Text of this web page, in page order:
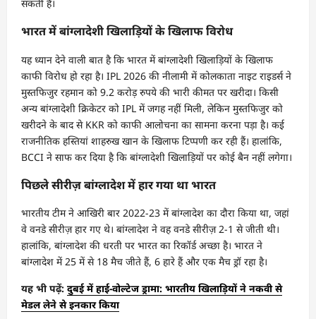
सकती है।
भारत में बांग्लादेशी खिलाड़ियों के खिलाफ विरोध
यह ध्यान देने वाली बात है कि भारत में बांग्लादेशी खिलाड़ियों के खिलाफ
काफी विरोध हो रहा है। IPL 2026 की नीलामी में कोलकाता नाइट राइडर्स ने
मुस्तफिजुर रहमान को 9.2 करोड़ रुपये की भारी कीमत पर खरीदा। किसी
अन्य बांग्लादेशी क्रिकेटर को IPL में जगह नहीं मिली, लेकिन मुस्तफिजुर को
खरीदने के बाद से KKR को काफी आलोचना का सामना करना पड़ा है। कई
राजनीतिक हस्तियां शाहरुख खान के खिलाफ टिप्पणी कर रही हैं। हालांकि,
BCCI ने साफ कर दिया है कि बांग्लादेशी खिलाड़ियों पर कोई बैन नहीं लगेगा।
पिछले सीरीज़ बांग्लादेश में हार गया था भारत
भारतीय टीम ने आखिरी बार 2022-23 में बांग्लादेश का दौरा किया था, जहां
वे वनडे सीरीज़ हार गए थे। बांग्लादेश ने वह वनडे सीरीज़ 2-1 से जीती थी।
हालांकि, बांग्लादेश की धरती पर भारत का रिकॉर्ड अच्छा है। भारत ने
बांग्लादेश में 25 में से 18 मैच जीते हैं, 6 हारे हैं और एक मैच ड्रॉ रहा है।
यह भी पढ़ें: दुबई में हाई-वोल्टेज ड्रामा: भारतीय खिलाड़ियों ने नकवी से
मेडल लेने से इनकार किया